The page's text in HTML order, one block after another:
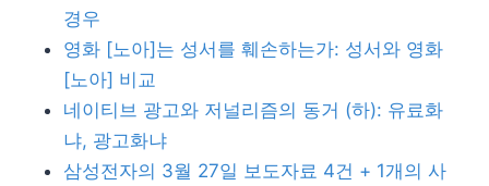
경우
영화 [노아]는 성서를 훼손하는가: 성서와 영화
[노아] 비교
네이티브 광고와 저널리즘의 동거 (하): 유료화
냐, 광고화냐
삼성전자의 3월 27일 보도자료 4건 + 1개의 사